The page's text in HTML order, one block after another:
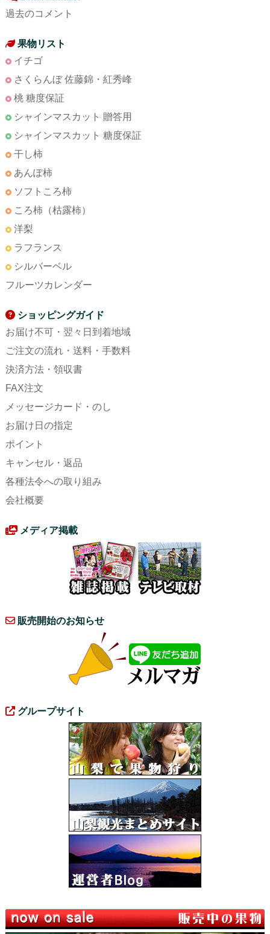
過去のコメント
果物リスト
イチゴ
さくらんぼ 佐藤錦・紅秀峰
桃 糖度保証
シャインマスカット 贈答用
シャインマスカット 糖度保証
干し柿
あんぽ柿
ソフトころ柿
ころ柿（枯露柿）
洋梨
ラフランス
シルバーベル
フルーツカレンダー
ショッピングガイド
お届け不可・翌々日到着地域
ご注文の流れ・送料・手数料
決済方法・領収書
FAX注文
メッセージカード・のし
お届け日の指定
ポイント
キャンセル・返品
各種法令への取り組み
会社概要
メディア掲載
販売開始のお知らせ
グループサイト